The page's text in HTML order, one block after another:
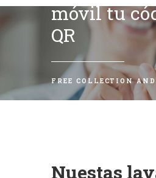
móvil tu
QR
FREE COLLECTION
Nuestas